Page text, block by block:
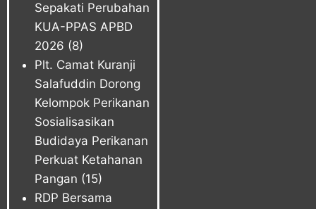
Sepakati Perubahan
KUA-PPAS APBD
2026 (8)
Plt. Camat Kuranji
Salafuddin Dorong
Kelompok Perikanan
Sosialisasikan
Budidaya Perikanan
Perkuat Ketahanan
Pangan (15)
RDP Bersama